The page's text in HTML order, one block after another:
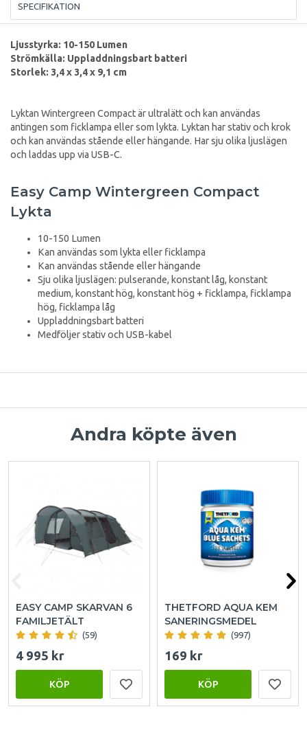
SPECIFIKATION
Ljusstyrka: 10-150 Lumen
Strömkälla: Uppladdningsbart batteri
Storlek: 3,4 x 3,4 x 9,1 cm
Lyktan Wintergreen Compact är ultralätt och kan användas
antingen som ficklampa eller som lykta. Lyktan har stativ och krok
och kan användas stående eller hängande. Har sju olika ljuslägen
och laddas upp via USB-C.
Easy Camp Wintergreen Compact
Lykta
10-150 Lumen
Kan användas som lykta eller ficklampa
Kan användas stående eller hängande
Sju olika ljuslägen: pulserande, konstant låg, konstant
medium, konstant hög, konstant hög + ficklampa, ficklampa
hög, ficklampa låg
Uppladdningsbart batteri
Medföljer stativ och USB-kabel
Andra köpte även
EASY CAMP SKARVAN 6
FAMILJETÄLT
(59)
4 995 kr
KÖP
THETFORD AQUA KEM
SANERINGSMEDEL
(997)
169 kr
KÖP